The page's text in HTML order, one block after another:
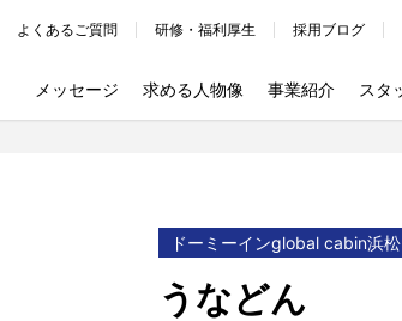
メッセージ 求める人物像 事業紹介 スタ
よくあるご質問 研修・福利厚生 採用ブログ
ドーミーインglobal cabin浜松
うなどん